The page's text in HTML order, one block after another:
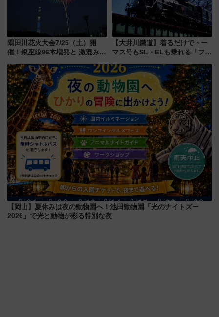
隅田川花火大会7/25（土）開
催！銀座線96本増発と 激混みの
アクセス攻略法、2万発の花火が
都心の夜に！
【大井川鐵道】着るだけでトー
マス号もSL・ELも乗れる「フリ
受注販売
【岡山】夏休みは夜の動物園へ！池田動物園「光のナイトズー
2026」で光と動物が彩る特別な夜